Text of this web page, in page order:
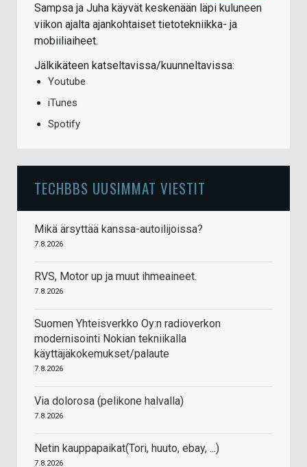
Sampsa ja Juha käyvät keskenään läpi kuluneen
viikon ajalta ajankohtaiset tietotekniikka- ja
mobiiliaiheet.
Jälkikäteen katseltavissa/kuunneltavissa:
Youtube
iTunes
Spotify
TECHBBS UUSIMMAT VIESTIT
Mikä ärsyttää kanssa-autoilijoissa?
7.8.2026
RVS, Motor up ja muut ihmeaineet.
7.8.2026
Suomen Yhteisverkko Oy:n radioverkon
modernisointi Nokian tekniikalla
käyttäjäkokemukset/palaute
7.8.2026
Via dolorosa (pelikone halvalla)
7.8.2026
Netin kauppapaikat(Tori, huuto, ebay, ...)
7.8.2026